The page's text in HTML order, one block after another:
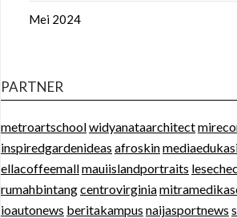
Mei 2024
PARTNER
metroartschoolwidyanataarchitect
inspiredgardenideas afroskin
ellacoffeemallmauiislandportraits
rumahbintangcentrovirginia
ioautonews beritakampus naijasportnews